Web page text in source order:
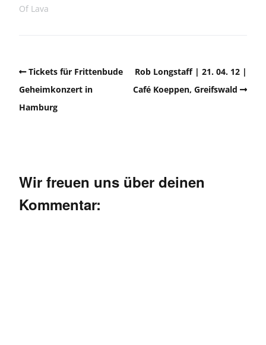
Of Lava
Tickets für Frittenbude
Geheimkonzert in
Hamburg
Rob Longstaff | 21. 04. 12 |
Café Koeppen, Greifswald
Wir freuen uns über deinen
Kommentar: